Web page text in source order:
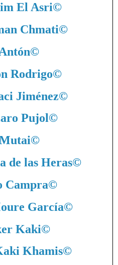
El Asri©
Chmati©
©
Rodrigo©
Jiménez©
Pujol©
©
de las Heras©
Campra©
García©
Kaki©
Khamis©